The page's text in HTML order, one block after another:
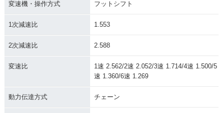
変速機・操作方式 フットシフト
1次減速比 1.553
2次減速比 2.588
変速比
1速 2.562/2速 2.052/3速 1.714/4速 1.500/5
速 1.360/6速 1.269
動力伝達方式 チェーン